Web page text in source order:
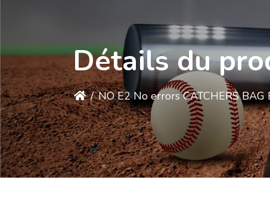
Détails du
/ NO E2 No errors CATCHERS BAG